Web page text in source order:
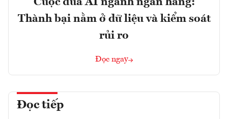
Thành bại nằm ở dữ liệu và kiểm soát
rủi ro
Đọc ngay
Đọc tiếp